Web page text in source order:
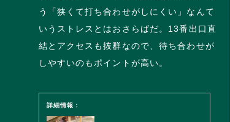
う「狭くて打ち合わせがしにくい」なんて
いうストレスとはおさらばだ。13番出口直
結とアクセスも抜群なので、待ち合わせが
しやすいのもポイントが高い。
詳細情報：